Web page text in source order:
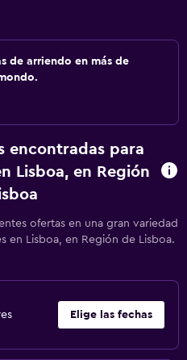
de arriendo en más de
encontradas para
Lisboa, en Región
ofertas en una gran variedad
en Lisboa, en Región de Lisboa.
Elige las fechas